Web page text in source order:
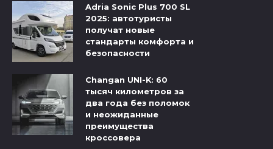
Adria Sonic Plus 700 SL
2025: автотуристы
получат новые
стандарты комфорта и
безопасности
Changan UNI-K: 60
тысяч километров за
два года без поломок
и неожиданные
преимущества
кроссовера